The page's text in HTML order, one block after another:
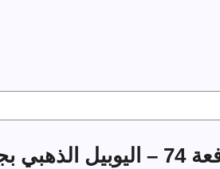
للبترول والمعادن